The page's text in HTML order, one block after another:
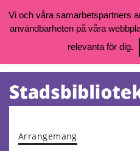
Vill du söka böcker, logga in på
goteborg.se/bibliotek
Öppettider, katalog och
Tjänster
Arrangemang
Vi och våra samarbetspartners
användbarheten på våra
relevanta för dig.